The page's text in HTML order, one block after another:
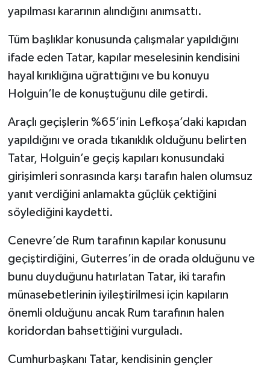
yapılması kararının alındığını anımsattı.
Tüm başlıklar konusunda çalışmalar yapıldığını
ifade eden Tatar, kapılar meselesinin kendisini
hayal kırıklığına uğrattığını ve bu konuyu
Holguin’le de konuştuğunu dile getirdi.
Araçlı geçişlerin %65’inin Lefkoşa’daki kapıdan
yapıldığını ve orada tıkanıklık olduğunu belirten
Tatar, Holguin’e geçiş kapıları konusundaki
girişimleri sonrasında karşı tarafın halen olumsuz
yanıt verdiğini anlamakta güçlük çektiğini
söylediğini kaydetti.
Cenevre’de Rum tarafının kapılar konusunu
geçiştirdiğini, Guterres’in de orada olduğunu ve
bunu duyduğunu hatırlatan Tatar, iki tarafın
münasebetlerinin iyileştirilmesi için kapıların
önemli olduğunu ancak Rum tarafının halen
koridordan bahsettiğini vurguladı.
Cumhurbaşkanı Tatar, kendisinin gençler